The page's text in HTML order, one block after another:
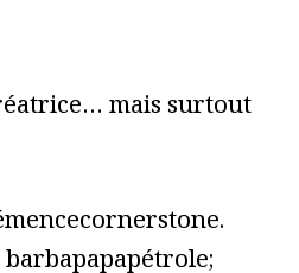
mais surtout
barbapapapétrole;